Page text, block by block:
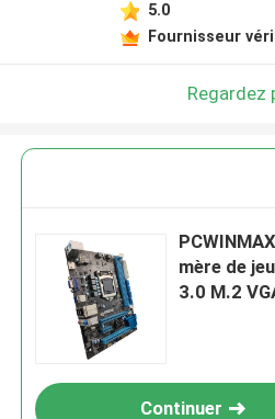
5.0
Fournisseur
Regardez
mère de
3.0 M.2
Continuer